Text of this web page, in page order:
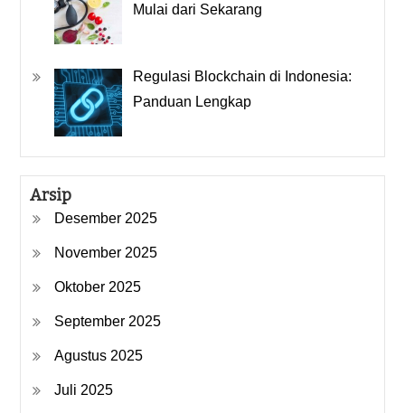
Mulai dari Sekarang
Regulasi Blockchain di Indonesia:
Panduan Lengkap
Arsip
Desember 2025
November 2025
Oktober 2025
September 2025
Agustus 2025
Juli 2025